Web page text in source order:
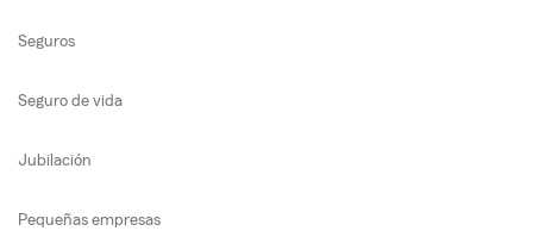
Seguros
Seguro de vida
Jubilación
Pequeñas empresas